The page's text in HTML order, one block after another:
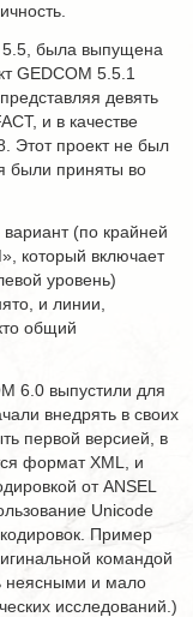
5.5, была выпущена
GEDCOM 5.5.1
девять
и в качестве
Этот проект не был
были приняты во
(по крайней
который включает
уровень)
и линии,
общий
6.0 выпустили для
внедрять в своих
первой версией, в
формат XML, и
от ANSEL
Unicode
Пример
командой
неясными и мало
исследований.)